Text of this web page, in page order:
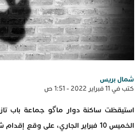
شمال بريس
كتب في 11 فبراير 2022 - 1:51 ص
استيقظت ساكنة دوار ماگو جماعة باب
الخميس 10 فبراير الجاري، على وقع